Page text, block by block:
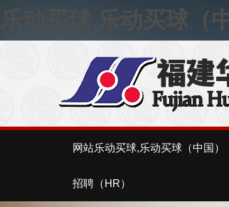
乐动买球,乐动买球（
网站乐动买球,乐动买球（中国）
招聘（HR）